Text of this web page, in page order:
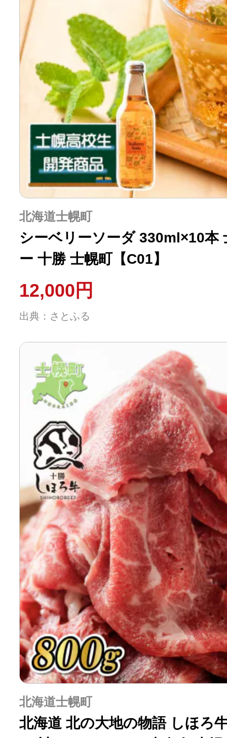
北海道士幌町
シーベリーソーダ 330ml×10本 士幌高校生開発 サジ
ー 十勝 士幌町【C01】
12,000円
出典：さとふる
北海道士幌町
北海道 北の大地の物語 しほろ